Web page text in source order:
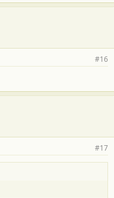
#16
#17